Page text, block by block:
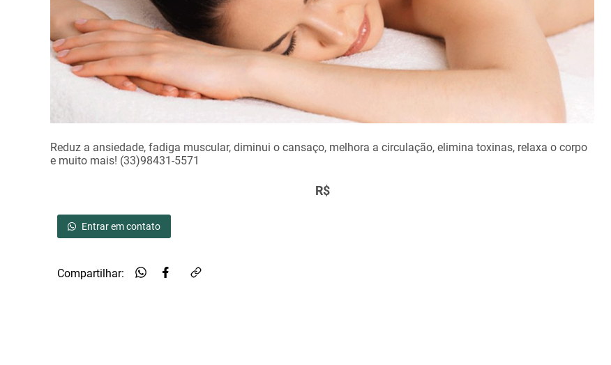
Reduz a ansiedade, fadiga muscular, diminui o cansaço, melhora a circulação, elimina toxinas, relaxa o corpo
e muito mais! (33)98431-5571
R$
Entrar em contato
Compartilhar: